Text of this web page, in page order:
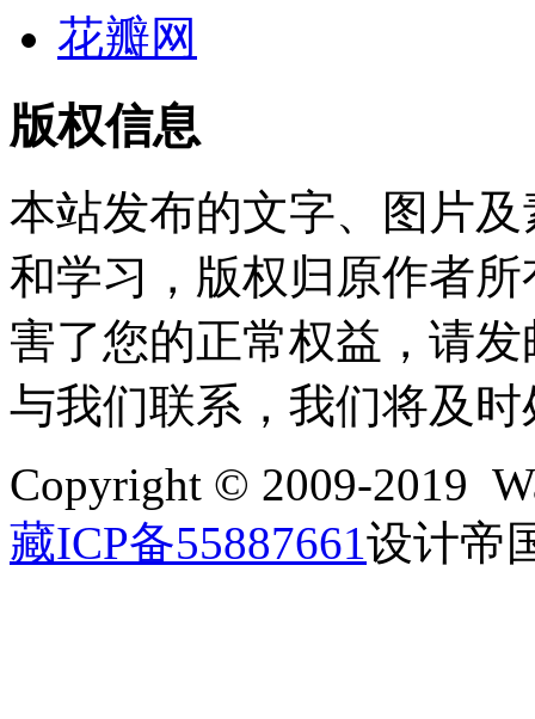
花瓣网
版权信息
本站发布的文字、图片
和学习，版权归原作者
害了您的正常权益，请发
与我们联系，我们将及时
Copyright © 2009-2019
藏ICP备55887661设计帝